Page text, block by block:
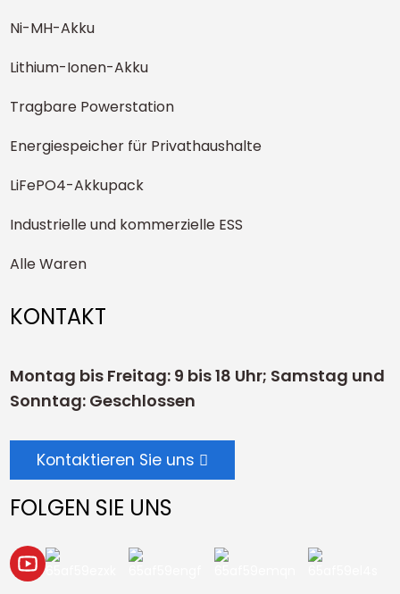
Ni-MH-Akku
Lithium-Ionen-Akku
Tragbare Powerstation
Energiespeicher für Privathaushalte
LiFePO4-Akkupack
Industrielle und kommerzielle ESS
Alle Waren
KONTAKT
Montag bis Freitag: 9 bis 18 Uhr; Samstag und
Sonntag: Geschlossen
Kontaktieren Sie uns
FOLGEN SIE UNS